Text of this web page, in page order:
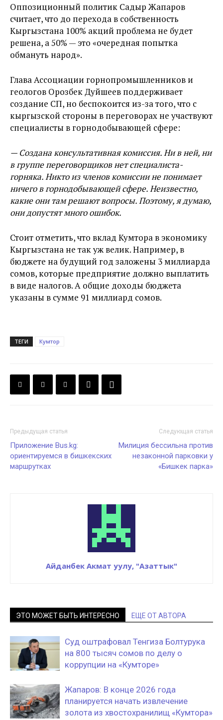
Оппозиционный политик Садыр Жапаров
считает, что до перехода в собственность
Кыргызстана 100% акций проблема не будет
решена, а 50% — это «очередная попытка
обмануть народ».
Глава Ассоциации горнопромышленников и
геологов Орозбек Дуйшеев поддерживает
создание СП, но беспокоится из-за того, что с
кыргызской стороны в переговорах не участвуют
специалисты в горнодобывающей сфере:
— Создана консультативная комиссия. Ни в ней, ни
в группе переговорщиков нет специалиста-
горняка. Никто из членов комиссии не понимает
ничего в горнодобывающей сфере. Неизвестно,
какие они там решают вопросы. Поэтому, я думаю,
они допустят много ошибок.
Стоит отметить, что вклад Кумтора в экономику
Кыргызстана не так уж велик. Например, в
бюджете на будущий год заложены 3 миллиарда
сомов, которые предприятие должно выплатить
в виде налогов. А общие доходы бюджета
указаны в сумме 91 миллиард сомов.
ТЕГИ Кумтор
Предыдущая статья
Приложение Bus.kg:
ориентируемся в бишкекских
маршрутках
Следующая статья
Милиция бессильна против
незаконной парковки у
«Бишкек парка»
Айданбек Акмат уулу, "Азаттык"
ЭТО МОЖЕТ БЫТЬ ИНТЕРЕСНО ЕЩЕ ОТ АВТОРА
Суд оштрафовал Тенгиза Болтурука
на 800 тысяч сомов по делу о
коррупции на «Кумторе»
Жапаров: В конце 2026 года
планируется начать извлечение
золота из хвостохранилищ «Кумтора»